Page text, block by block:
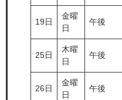
19日
金曜
日
午後
25日
木曜
日
午後
26日
金曜
日
午後